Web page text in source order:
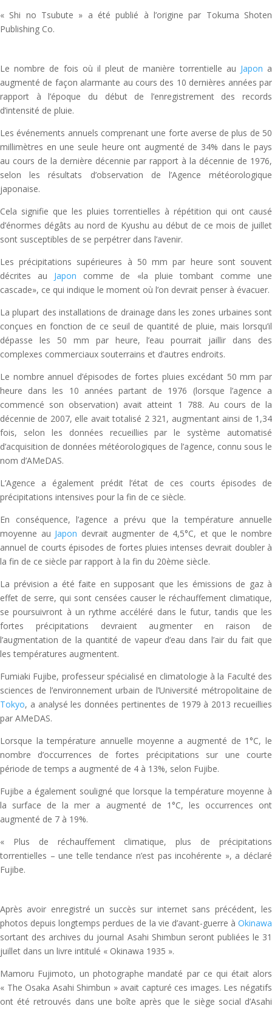
« Shi no Tsubute » a été publié à l’origine par Tokuma Shoten
Publishing Co.
Le nombre de fois où il pleut de manière torrentielle au Japon a
augmenté de façon alarmante au cours des 10 dernières années par
rapport à l’époque du début de l’enregistrement des records
d’intensité de pluie.
Les événements annuels comprenant une forte averse de plus de 50
millimètres en une seule heure ont augmenté de 34% dans le pays
au cours de la dernière décennie par rapport à la décennie de 1976,
selon les résultats d’observation de l’Agence météorologique
japonaise.
Cela signifie que les pluies torrentielles à répétition qui ont causé
d’énormes dégâts au nord de Kyushu au début de ce mois de juillet
sont susceptibles de se perpétrer dans l’avenir.
Les précipitations supérieures à 50 mm par heure sont souvent
décrites au Japon comme de «la pluie tombant comme une
cascade», ce qui indique le moment où l’on devrait penser à évacuer.
La plupart des installations de drainage dans les zones urbaines sont
conçues en fonction de ce seuil de quantité de pluie, mais lorsqu’il
dépasse les 50 mm par heure, l’eau pourrait jaillir dans des
complexes commerciaux souterrains et d’autres endroits.
Le nombre annuel d’épisodes de fortes pluies excédant 50 mm par
heure dans les 10 années partant de 1976 (lorsque l’agence a
commencé son observation) avait atteint 1 788. Au cours de la
décennie de 2007, elle avait totalisé 2 321, augmentant ainsi de 1,34
fois, selon les données recueillies par le système automatisé
d’acquisition de données météorologiques de l’agence, connu sous le
nom d’AMeDAS.
L’Agence a également prédit l’état de ces courts épisodes de
précipitations intensives pour la fin de ce siècle.
En conséquence, l’agence a prévu que la température annuelle
moyenne au Japon devrait augmenter de 4,5°C, et que le nombre
annuel de courts épisodes de fortes pluies intenses devrait doubler à
la fin de ce siècle par rapport à la fin du 20ème siècle.
La prévision a été faite en supposant que les émissions de gaz à
effet de serre, qui sont censées causer le réchauffement climatique,
se poursuivront à un rythme accéléré dans le futur, tandis que les
fortes précipitations devraient augmenter en raison de
l’augmentation de la quantité de vapeur d’eau dans l’air du fait que
les températures augmentent.
Fumiaki Fujibe, professeur spécialisé en climatologie à la Faculté des
sciences de l’environnement urbain de l’Université métropolitaine de
Tokyo, a analysé les données pertinentes de 1979 à 2013 recueillies
par AMeDAS.
Lorsque la température annuelle moyenne a augmenté de 1°C, le
nombre d’occurrences de fortes précipitations sur une courte
période de temps a augmenté de 4 à 13%, selon Fujibe.
Fujibe a également souligné que lorsque la température moyenne à
la surface de la mer a augmenté de 1°C, les occurrences ont
augmenté de 7 à 19%.
« Plus de réchauffement climatique, plus de précipitations
torrentielles – une telle tendance n’est pas incohérente », a déclaré
Fujibe.
Après avoir enregistré un succès sur internet sans précédent, les
photos depuis longtemps perdues de la vie d’avant-guerre à Okinawa
sortant des archives du journal Asahi Shimbun seront publiées le 31
juillet dans un livre intitulé « Okinawa 1935 ».
Mamoru Fujimoto, un photographe mandaté par ce qui était alors
« The Osaka Asahi Shimbun » avait capturé ces images. Les négatifs
ont été retrouvés dans une boîte après que le siège social d’Asahi